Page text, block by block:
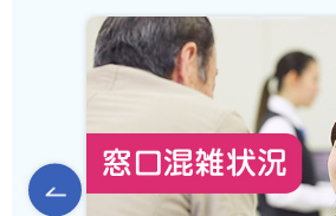
前のスライドを表示